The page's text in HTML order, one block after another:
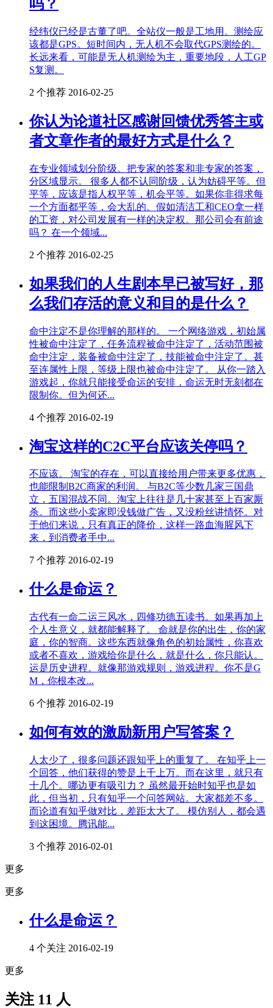
吗？
经纬仪已经是古董了吧。全站仪一般是工地用。测绘应
该都是GPS。短时间内，无人机不会取代GPS测绘的。
长远来看，可能是无人机测绘为主，重要地段，人工GP
S复测。
2 个推荐 2016-02-25
你认为论道社区感谢回馈优秀答主或
者文章作者的最好方式是什么？
在专业领域划分阶级。把专家的答案和非专家的答案，
分区域显示。 很多人都不认同阶级，认为妨碍平等。但
平等，应该是指人权平等，机会平等。如果你非得求每
一个方面都平等，会大乱的。假如清洁工和CEO拿一样
的工资，对公司发展有一样的决定权。那公司会有前途
吗？ 在一个领域...
2 个推荐 2016-02-25
如果我们的人生剧本早已被写好，那
么我们存活的意义和目的是什么？
命中注定不是你理解的那样的。 一个网络游戏，初始属
性被命中注定了，任务流程被命中注定了，活动范围被
命中注定，装备被命中注定了，技能被命中注定了。甚
至连属性上限，等级上限也被命中注定了。 从你一踏入
游戏起，你就只能接受命运的安排，命运无时无刻都在
限制你。但为何还...
4 个推荐 2016-02-19
淘宝这样的C2C平台应该关停吗？
不应该。 淘宝的存在，可以直接给用户带来更多优惠，
也能限制B2C商家的利润。 与B2C等少数几家三国鼎
立，五国混战不同。淘宝上往往是几十家甚至上百家厮
杀。而这些小卖家即没钱做广告，又没粉丝讲情怀。对
于他们来说，只有真正的降价，这样一路血海腥风下
来，到消费者手中...
7 个推荐 2016-02-19
什么是命运？
古代有一命二运三风水，四修功德五读书。如果再加上
个人生意义，就都能解释了。 命就是你的出生，你的家
庭，你的智商。这些东西就像角色的初始属性，你喜欢
或者不喜欢，游戏给你是什么，就是什么，你只能认。
运是历史进程。就像那游戏规则，游戏进程。你不是G
M，你根本改...
6 个推荐 2016-02-19
如何有效的激励新用户写答案？
人太少了，很多问题还跟知乎上的重复了。 在知乎上一
个回答，他们获得的赞是上千上万。而在这里，就只有
十几个。哪边更有吸引力？ 虽然最开始时知乎也是如
此，但当初，只有知乎一个问答网站。大家都差不多。
而论道有知乎做对比，差距太大了。 模仿别人，都会遇
到这困境。腾讯能...
3 个推荐 2016-02-01
更多
更多
什么是命运？
4 个关注 2016-02-19
更多
关注 11 人